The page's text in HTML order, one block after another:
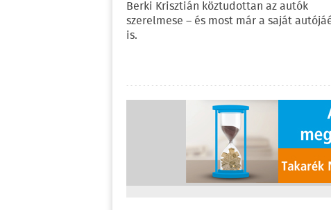
Berki Krisztián köztudottan az autók
szerelmese – és most már a saját
is.